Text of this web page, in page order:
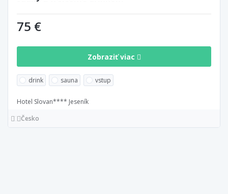
75 €
Zobraziť viac
drink sauna vstup
Hotel Slovan**** Jeseník
Česko